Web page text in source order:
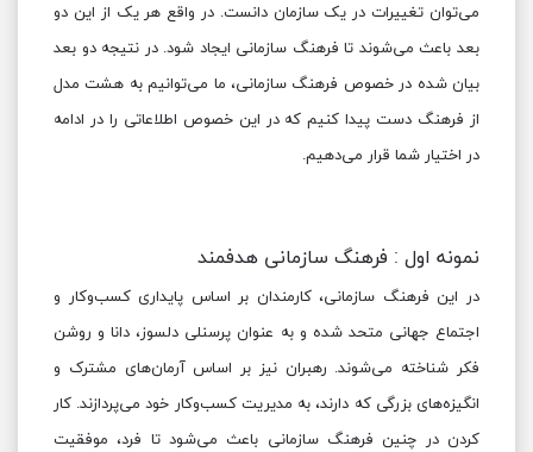
می‌توان تغییرات در یک سازمان دانست. در واقع هر یک از این دو
بعد باعث می‌شوند تا فرهنگ سازمانی ایجاد شود. در نتیجه دو بعد
بیان شده در خصوص فرهنگ سازمانی، ما می‌توانیم به هشت مدل
از فرهنگ دست پیدا کنیم که در این خصوص اطلاعاتی را در ادامه
در اختیار شما قرار می‌دهیم.
نمونه اول : فرهنگ سازمانی هدفمند
در این فرهنگ سازمانی، کارمندان بر اساس پایداری کسب‌وکار و
اجتماع جهانی متحد شده و به عنوان پرسنلی دلسوز، دانا و روشن
فکر شناخته می‌شوند. رهبران نیز بر اساس آرمان‌های مشترک و
انگیزه‌های بزرگی که دارند، به مدیریت کسب‌وکار خود می‌پردازند. کار
کردن در چنین فرهنگ سازمانی باعث می‌شود تا فرد، موفقیت